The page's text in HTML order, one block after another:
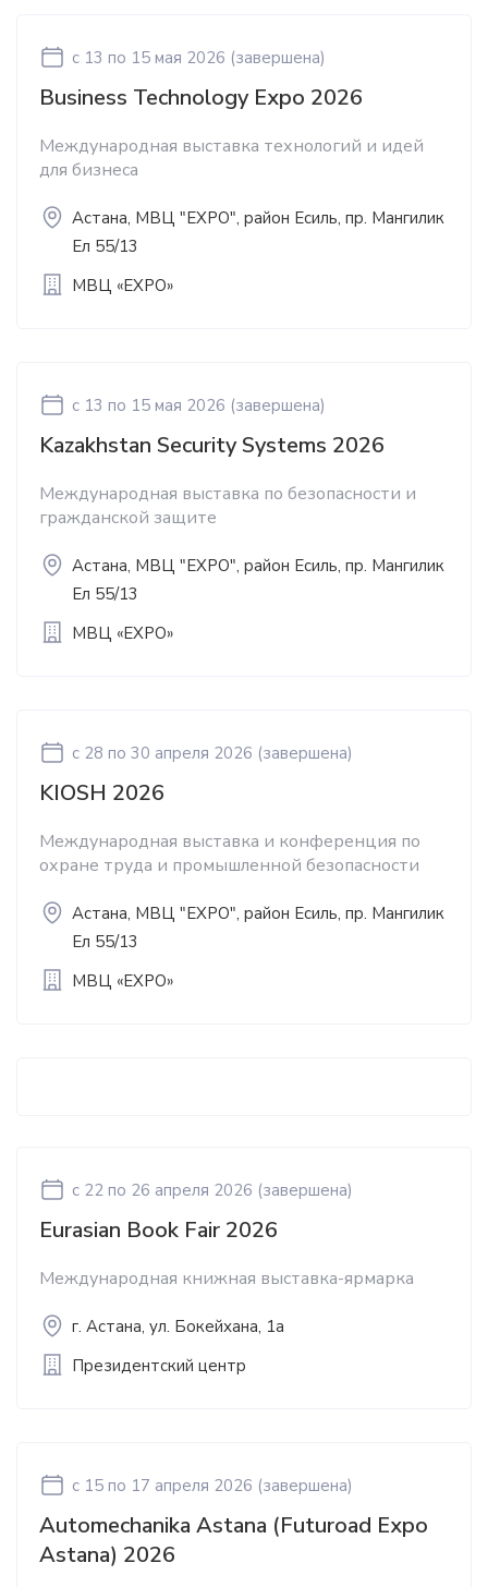
c 13 по 15 мая 2026 (завершена)
Business Technology Expo 2026
Международная выставка технологий и идей
для бизнеса
Астана, МВЦ "EXPO", район Есиль, пр. Мангилик
Ел 55/13
МВЦ «EXPO»
c 13 по 15 мая 2026 (завершена)
Kazakhstan Security Systems 2026
Международная выставка по безопасности и
гражданской защите
Астана, МВЦ "EXPO", район Есиль, пр. Мангилик
Ел 55/13
МВЦ «EXPO»
c 28 по 30 апреля 2026 (завершена)
KIOSH 2026
Международная выставка и конференция по
охране труда и промышленной безопасности
Астана, МВЦ "EXPO", район Есиль, пр. Мангилик
Ел 55/13
МВЦ «EXPO»
c 22 по 26 апреля 2026 (завершена)
Eurasian Book Fair 2026
Международная книжная выставка-ярмарка
г. Астана, ул. Бокейхана, 1а
Президентский центр
c 15 по 17 апреля 2026 (завершена)
Automechanika Astana (Futuroad Expo
Astana) 2026